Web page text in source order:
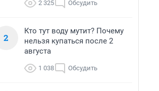
2 325 Обсудить
2
Кто тут воду мутит? Почему
нельзя купаться после 2
августа
1 038 Обсудить